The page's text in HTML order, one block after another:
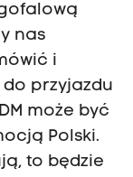
nas
i
przyjazdu
może być
Polski.
to będzie